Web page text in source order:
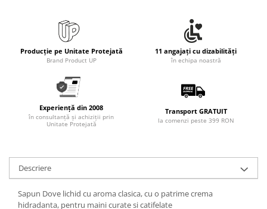
Rezerve instrumente scris
Tavite documente si suporturi
Ascutitori, radiere, agrafe
Foarfece pentru birou
Curatenie si igiena
Produse Antibacteriene
Articole pentru baie
Maturi, mopuri si galeti
dispensere
Producție pe Unitate Protejată
Brand Product UP
11 angajați cu dizabilități
în echipa noastră
Experiență din 2008
în consultanță și achiziții prin
Unitate Protejată
Transport GRATUIT
la comenzi peste 399 RON
Descriere
Sapun Dove lichid cu aroma clasica, cu o patrime crema
hidradanta, pentru maini curate si catifelate